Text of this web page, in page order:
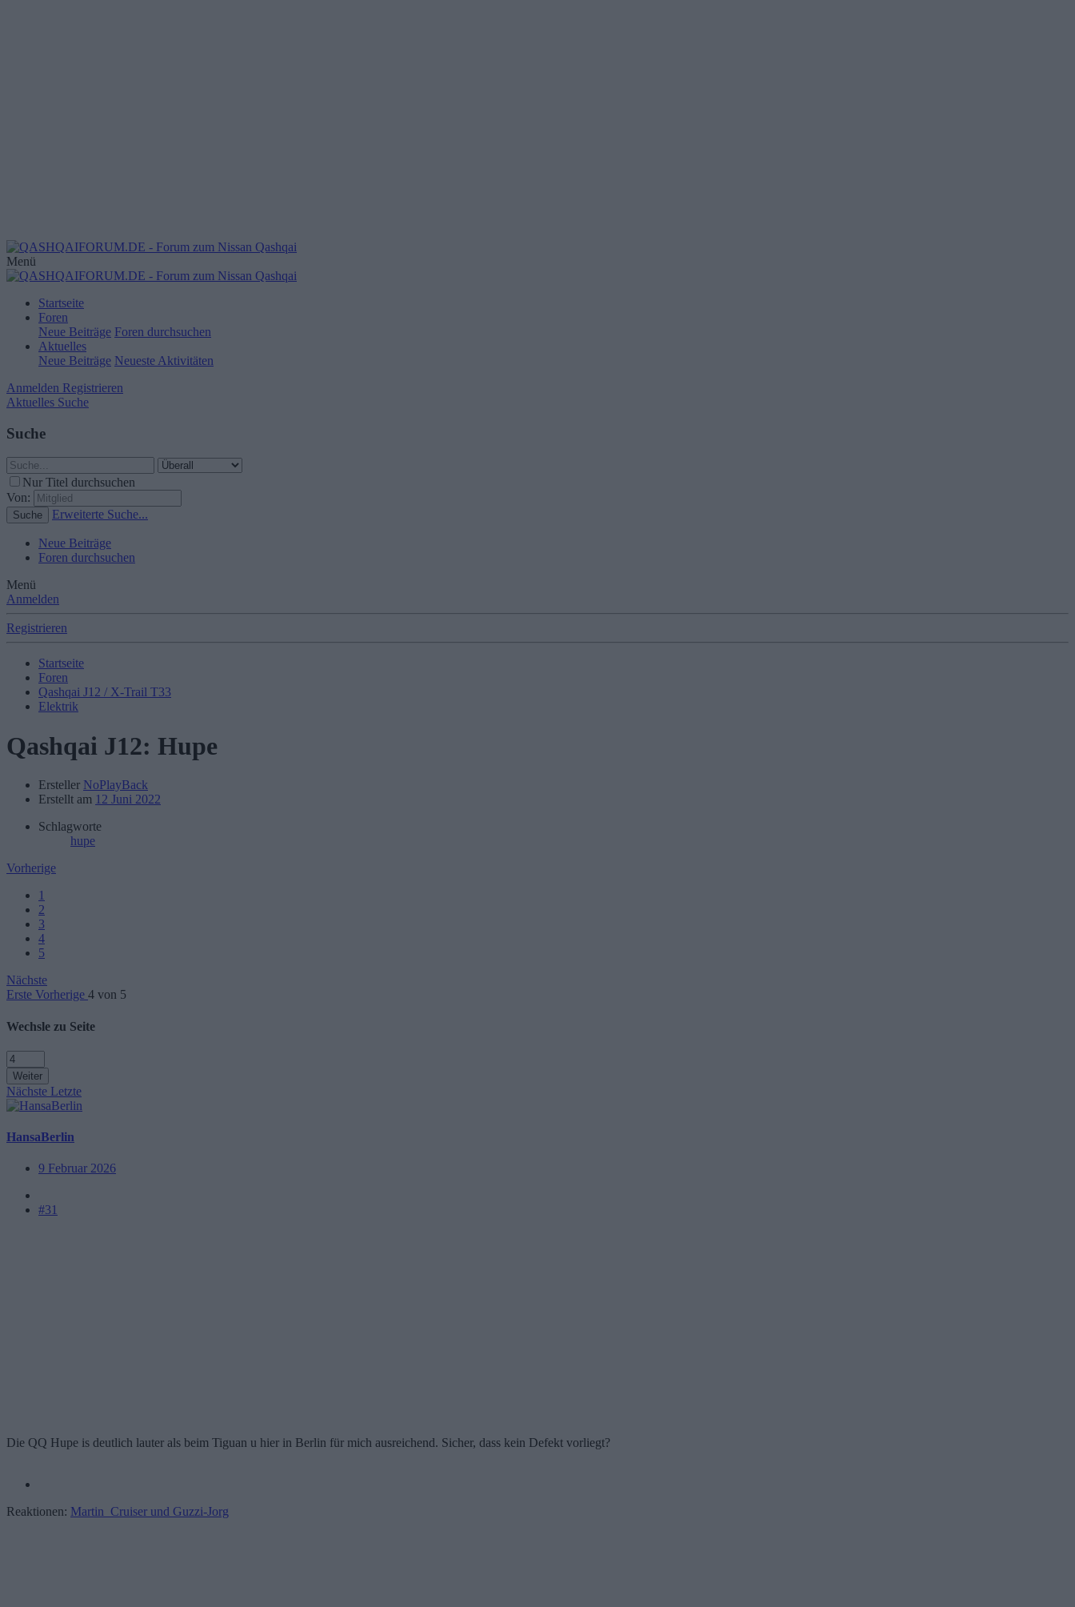
Menü
Startseite
Foren
Neue Beiträge Foren durchsuchen
Aktuelles
Neue Beiträge Neueste Aktivitäten
Anmelden Registrieren
Aktuelles Suche
Suche
Nur Titel durchsuchen
Von:
Suche Erweiterte Suche...
Neue Beiträge
Foren durchsuchen
Menü
Anmelden
Registrieren
Startseite
Foren
Qashqai J12 / X-Trail T33
Elektrik
Qashqai J12: Hupe
Ersteller NoPlayBack
Erstellt am 12 Juni 2022
Schlagworte
hupe
Vorherige
1
2
3
4
5
Nächste
Erste Vorherige 4 von 5
Wechsle zu Seite
Weiter
Nächste Letzte
HansaBerlin
9 Februar 2026
#31
Die QQ Hupe is deutlich lauter als beim Tiguan u hier in Berlin für mich ausreichend. Sicher, dass kein Defekt vorliegt?
Reaktionen: Martin_Cruiser und Guzzi-Jorg